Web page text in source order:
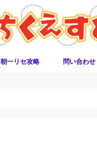
朝一リセ攻略 問い合わせ